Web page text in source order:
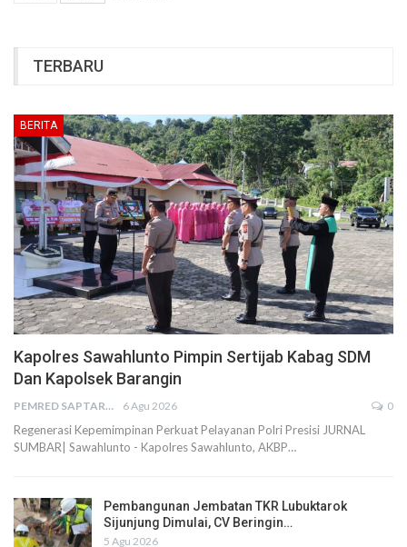
TERBARU
BERITA
Kapolres Sawahlunto Pimpin Sertijab Kabag SDM
Dan Kapolsek Barangin
PEMRED SAPTARIUS 6 Agu 2026 0
Regenerasi Kepemimpinan Perkuat Pelayanan Polri Presisi JURNAL
SUMBAR| Sawahlunto - Kapolres Sawahlunto, AKBP…
Pembangunan Jembatan TKR Lubuktarok
Sijunjung Dimulai, CV Beringin…
5 Agu 2026